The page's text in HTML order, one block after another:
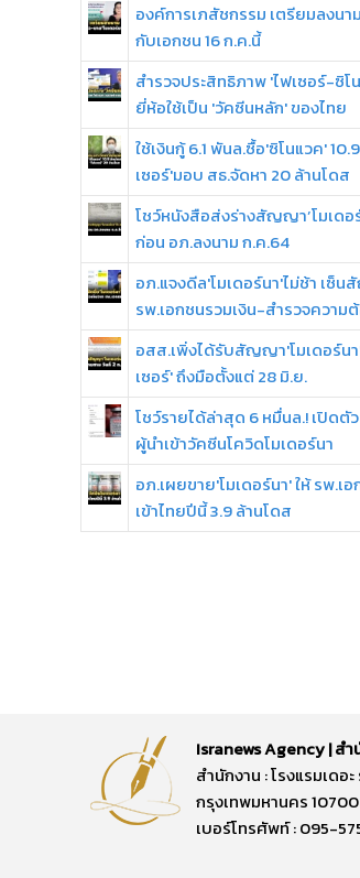
องค์การเภสัชกรรม เตรียมลงน
กับเอกชน 16 ก.ค.นี้
สำรวจประสิทธิภาพ 'ไฟเซอร์-ซิ
ยี่ห้อใช้เป็น 'วัคซีนหลัก' ของไทย
ใช้เงินกู้ 6.1 พันล.ซื้อ'ซิโนแวค'
เซอร์'มอบ สธ.จัดหา 20 ล้านโดส
โชว์หนังสือส่งร่างสัญญา’โมเดอ
ก่อน อภ.ลงนาม ก.ค.64
อภ.แจงดีล'โมเดอร์นา'ไม่ช้า เซ็
รพ.เอกชนรวมเงิน-สำรวจความ
อสส.เพิ่งได้รับสัญญา'โมเดอร์น
เซอร์' ถึงมือตั้งแต่ 28 มิ.ย.
โชว์รายได้ล่าสุด 6 หมื่นล.! เปิดตั
ผู้นำเข้าวัคซีนโควิดโมเดอร์นา
อภ.เผยขาย'โมเดอร์นา' ให้ รพ.เอ
เข้าไทยปีนี้ 3.9 ล้านโดส
Isranews Agency | ส
สำนักงาน : โรงแรมเด
กรุงเทพมหานคร 10700
เบอร์โทรศัพท์ : 095-